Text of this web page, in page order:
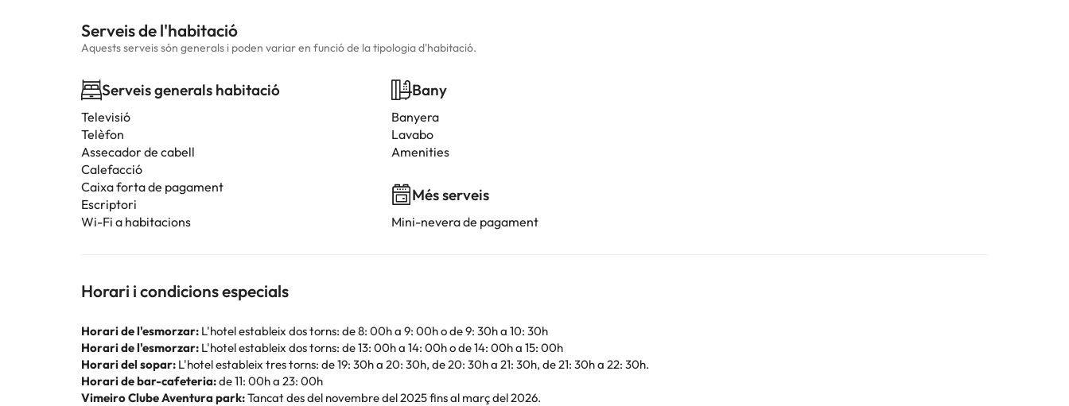
Serveis de l'habitació
Aquests serveis són generals i poden variar en funció de la tipologia d'habitació.
Serveis generals habitació
Televisió
Telèfon
Assecador de cabell
Calefacció
Caixa forta de pagament
Escriptori
Wi-Fi a habitacions
Bany
Banyera
Lavabo
Amenities
Més serveis
Mini-nevera de pagament
Horari i condicions especials
Horari de l'esmorzar: L'hotel estableix dos torns: de 8: 00h a 9: 00h o de 9: 30h a 10: 30h
Horari de l'esmorzar: L'hotel estableix dos torns: de 13: 00h a 14: 00h o de 14: 00h a 15: 00h
Horari del sopar: L'hotel estableix tres torns: de 19: 30h a 20: 30h, de 20: 30h a 21: 30h, de 21: 30h a 22: 30h.
Horari de bar-cafeteria:de 11: 00h a 23: 00h
Vimeiro Clube Aventura park:Tancat des del novembre del 2025 fins al març del 2026.